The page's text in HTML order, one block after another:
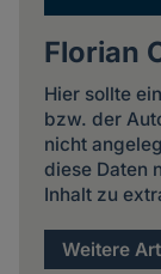
Florian
Hier sollte
bzw. der
nicht
diese Daten
Inhalt zu
Weitere